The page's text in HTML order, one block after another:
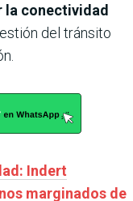
la conectividad
del tránsito
Indert
marginados de